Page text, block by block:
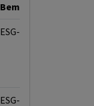
Bemerkung
ESG-Fonds
ESG-Fonds